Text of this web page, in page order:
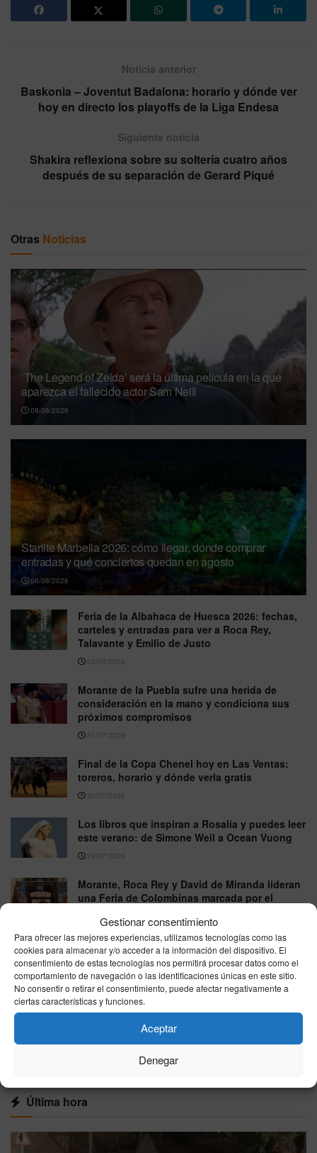
Gestionar consentimiento
Para ofrecer las mejores experiencias, utilizamos tecnologías como las
cookies para almacenar y/o acceder a la información del dispositivo. El
consentimiento de estas tecnologías nos permitirá procesar datos como el
comportamiento de navegación o las identificaciones únicas en este sitio.
No consentir o retirar el consentimiento, puede afectar negativamente a
ciertas características y funciones.
Aceptar
Denegar
Noticia anterior
Baskonia – Joventut Badalona: horario y dónde ver
hoy en directo los playoffs de la Liga Endesa
Siguiente noticia
Shakira reflexiona sobre su soltería cuatro años
después de su separación de Gerard Piqué
Otras Noticias
‘The Legend of Zelda’ será la última película en la que
aparezca el fallecido actor Sam Neill
08/08/2026
Starlite Marbella 2026: cómo llegar, dónde comprar
entradas y qué conciertos quedan en agosto
06/08/2026
Feria de la Albahaca de Huesca 2026: fechas,
carteles y entradas para ver a Roca Rey,
Talavante y Emilio de Justo
03/08/2026
Morante de la Puebla sufre una herida de
consideración en la mano y condiciona sus
próximos compromisos
31/07/2026
Final de la Copa Chenel hoy en Las Ventas:
toreros, horario y dónde verla gratis
30/07/2026
Los libros que inspiran a Rosalía y puedes leer
este verano: de Simone Weil a Ocean Vuong
29/07/2026
Morante, Roca Rey y David de Miranda lideran
una Feria de Colombinas marcada por el
El Coliseo Balear abre sus puertas para dos
grandes corridas nocturnas con Morante y
Roca Rey
27/07/2026
Última hora